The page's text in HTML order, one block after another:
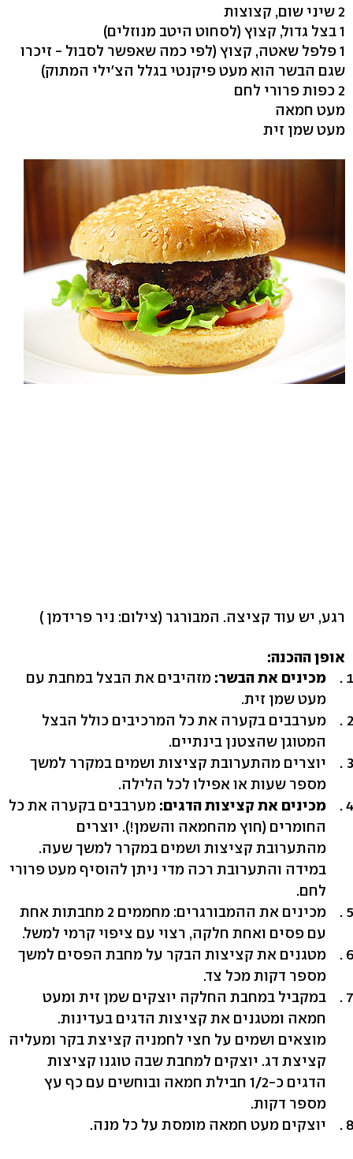
2 שיני שום, קצוצות
1 בצל גדול, קצוץ (לסחוט היטב מנוזלים)
1 פלפל שאטה, קצוץ (לפי כמה שאפשר לסבול - זיכרו
שגם הבשר הוא מעט פיקנטי בגלל הצ'ילי המתוק)
2 כפות פרורי לחם
מעט חמאה
מעט שמן זית
רגע, יש עוד קציצה. המבורגר (צילום: ניר פרידמן )
אופן ההכנה:
מכינים את הבשר: מזהיבים את הבצל במחבת עם
מעט שמן זית.
מערבבים בקערה את כל המרכיבים כולל הבצל
המטוגן שהצטנן בינתיים.
יוצרים מהתערובת קציצות ושמים במקרר למשך
מספר שעות או אפילו לכל הלילה.
מכינים את קציצות הדגים: מערבבים בקערה את כל
החומרים (חוץ מהחמאה והשמן!). יוצרים
מהתערובת קציצות ושמים במקרר למשך שעה.
במידה והתערובת רכה מדי ניתן להוסיף מעט פרורי
לחם.
מכינים את ההמבורגרים: מחממים 2 מחבתות אחת
עם פסים ואחת חלקה, רצוי עם ציפוי קרמי למשל.
מטגנים את קציצות הבקר על מחבת הפסים למשך
מספר דקות מכל צד.
במקביל במחבת החלקה יוצקים שמן זית ומעט
חמאה ומטגנים את קציצות הדגים בעדינות.
מוצאים ושמים על חצי לחמניה קציצת בקר ומעליה
קציצת דג. יוצקים למחבת שבה טוגנו קציצות
הדגים כ-1/2 חבילת חמאה ובוחשים עם כף עץ
מספר דקות.
יוצקים מעט חמאה מומסת על כל מנה.